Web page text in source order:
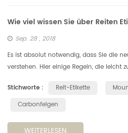
Sep. 28 , 2018
Es ist absolut notwendig, dass Sie die
verstehen. Hier einige Regeln, die leicht
Stichworte :
Reit-Etikette
Carbonfelgen